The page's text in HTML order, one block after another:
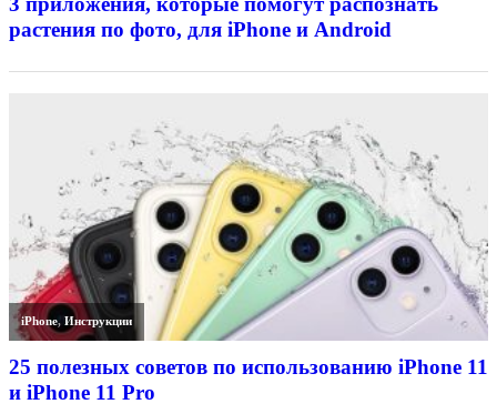
растения по фото, для iPhone и Android
iPhone,Инструкции
25 полезных советов по использованию iPhone 11
и iPhone 11 Pro